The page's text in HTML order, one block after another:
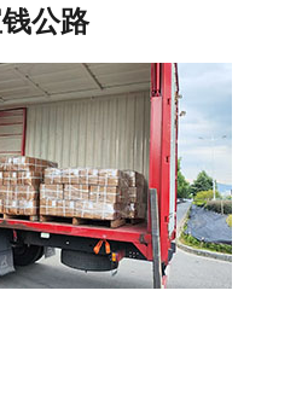
注册
/
登录
在线礼佛
在线许愿
公路